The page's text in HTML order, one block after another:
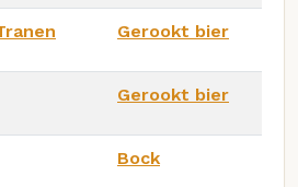
Gerookt bier
Gerookt bier
Bock